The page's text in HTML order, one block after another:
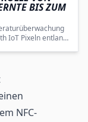
BIS ZUM
IoT Pixeln entlang
NFC-